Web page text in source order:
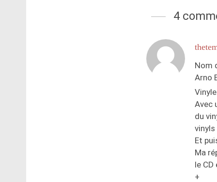
4
Nom
Arno
Avec
du
vinyls
Et
Ma
le
+